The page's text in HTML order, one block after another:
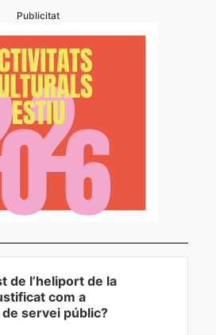
Publicitat
de l’heliport de la
com a
servei públic?